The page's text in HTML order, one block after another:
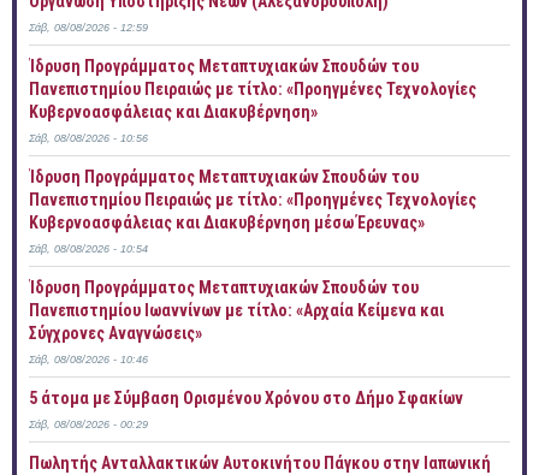
Σάβ, 08/08/2026 - 12:59
Ίδρυση Προγράμματος Μεταπτυχιακών Σπουδών του
Πανεπιστημίου Πειραιώς με τίτλο: «Προηγμένες Τεχνολογίες
Κυβερνοασφάλειας και Διακυβέρνηση»
Σάβ, 08/08/2026 - 10:56
Ίδρυση Προγράμματος Μεταπτυχιακών Σπουδών του
Πανεπιστημίου Πειραιώς με τίτλο: «Προηγμένες Τεχνολογίες
Κυβερνοασφάλειας και Διακυβέρνηση μέσω Έρευνας»
Σάβ, 08/08/2026 - 10:54
Ίδρυση Προγράμματος Μεταπτυχιακών Σπουδών του
Πανεπιστημίου Ιωαννίνων με τίτλο: «Αρχαία Κείμενα και
Σύγχρονες Αναγνώσεις»
Σάβ, 08/08/2026 - 10:46
5 άτομα με Σύμβαση Ορισμένου Χρόνου στο Δήμο Σφακίων
Σάβ, 08/08/2026 - 00:29
Πωλητής Ανταλλακτικών Αυτοκινήτου Πάγκου στην Ιαπωνική